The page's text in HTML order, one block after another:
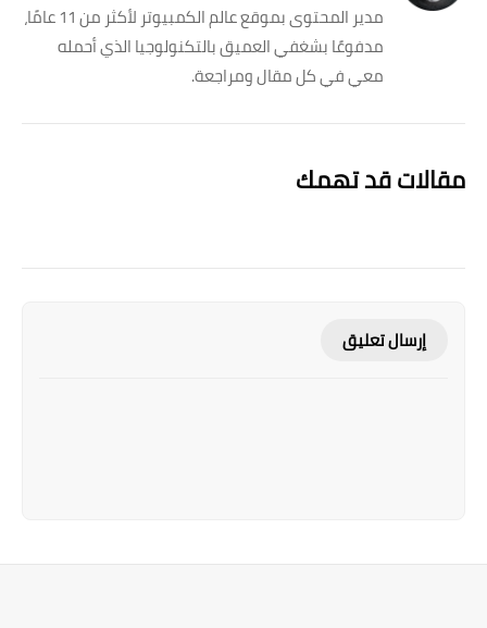
مدير المحتوى بموقع عالم الكمبيوتر لأكثر من 11 عامًا،
مدفوعًا بشغفي العميق بالتكنولوجيا الذي أحمله
معي في كل مقال ومراجعة.
مقالات قد تهمك
إرسال تعليق